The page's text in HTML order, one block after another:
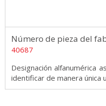
Número de pieza del
40687
Designación alfanumérica
identificar de manera única